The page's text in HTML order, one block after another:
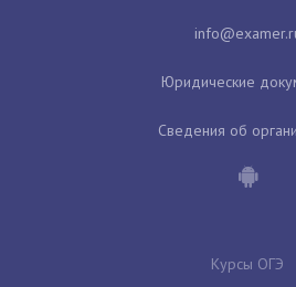
Юридические
Сведения об
Курсы ОГЭ